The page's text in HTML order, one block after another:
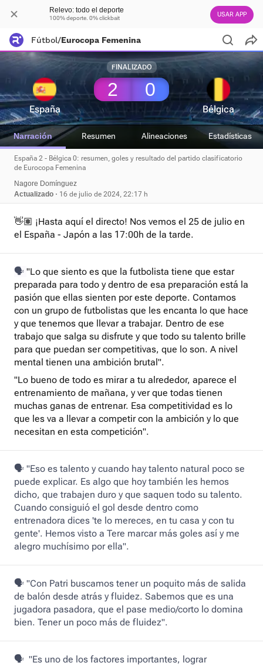
Relevo: todo el deporte
100% deporte. 0% clickbait USAR APP
Fútbol/Eurocopa Femenina
FINALIZADO
España
2 0
Bélgica
Narración Resumen Alineaciones Estadísticas
España 2 - Bélgica 0: resumen, goles y resultado del partido clasificatorio
de Eurocopa Femenina
Nagore Domínguez
Actualizado
16 de julio de 2024, 22:17 h
👋🏽 ¡Hasta aquí el directo! Nos vemos el 25 de julio en
el España - Japón a las 17:00h de la tarde.
🗣️ "Lo que siento es que la futbolista tiene que estar
preparada para todo y dentro de esa preparación está la
pasión que ellas sienten por este deporte. Contamos
con un grupo de futbolistas que les encanta lo que hace
y que tenemos que llevar a trabajar. Dentro de ese
trabajo que salga su disfrute y que todo su talento brille
para que puedan ser competitivas, que lo son. A nivel
mental tienen una ambición brutal".
"Lo bueno de todo es mirar a tu alrededor, aparece el
entrenamiento de mañana, y ver que todas tienen
muchas ganas de entrenar. Esa competitividad es lo
que les va a llevar a competir con la ambición y lo que
necesitan en esta competición".
🗣️ "Eso es talento y cuando hay talento natural poco se
puede explicar. Es algo que hoy también les hemos
dicho, que trabajen duro y que saquen todo su talento.
Cuando consiguió el gol desde dentro como
entrenadora dices 'te lo mereces, en tu casa y con tu
gente'. Hemos visto a Tere marcar más goles así y me
alegro muchísimo por ella".
🗣️ "Con Patri buscamos tener un poquito más de salida
de balón desde atrás y fluidez. Sabemos que es una
jugadora pasadora, que el pase medio/corto lo domina
bien. Tener un poco más de fluidez".
🗣️ "Es uno de los factores importantes, lograr